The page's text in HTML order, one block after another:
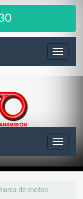
Menú
Toggle
de motos